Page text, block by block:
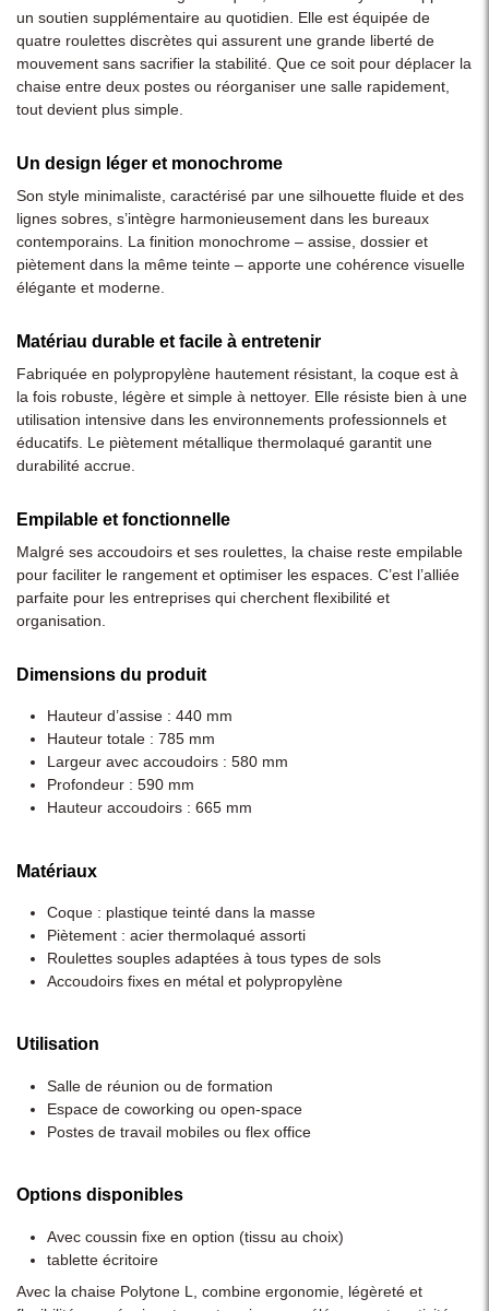
un soutien supplémentaire au quotidien. Elle est équipée de
quatre roulettes discrètes qui assurent une grande liberté de
mouvement sans sacrifier la stabilité. Que ce soit pour déplacer la
chaise entre deux postes ou réorganiser une salle rapidement,
tout devient plus simple.
Un design léger et monochrome
Son style minimaliste, caractérisé par une silhouette fluide et des
lignes sobres, s’intègre harmonieusement dans les bureaux
contemporains. La finition monochrome – assise, dossier et
piètement dans la même teinte – apporte une cohérence visuelle
élégante et moderne.
Matériau durable et facile à entretenir
Fabriquée en polypropylène hautement résistant, la coque est à
la fois robuste, légère et simple à nettoyer. Elle résiste bien à une
utilisation intensive dans les environnements professionnels et
éducatifs. Le piètement métallique thermolaqué garantit une
durabilité accrue.
Empilable et fonctionnelle
Malgré ses accoudoirs et ses roulettes, la chaise reste empilable
pour faciliter le rangement et optimiser les espaces. C’est l’alliée
parfaite pour les entreprises qui cherchent flexibilité et
organisation.
Dimensions du produit
Hauteur d’assise : 440 mm
Hauteur totale : 785 mm
Largeur avec accoudoirs : 580 mm
Profondeur : 590 mm
Hauteur accoudoirs : 665 mm
Matériaux
Coque : plastique teinté dans la masse
Piètement : acier thermolaqué assorti
Roulettes souples adaptées à tous types de sols
Accoudoirs fixes en métal et polypropylène
Utilisation
Salle de réunion ou de formation
Espace de coworking ou open-space
Postes de travail mobiles ou flex office
Options disponibles
Avec coussin fixe en option (tissu au choix)
tablette écritoire
Avec la chaise Polytone L, combine ergonomie, légèreté et